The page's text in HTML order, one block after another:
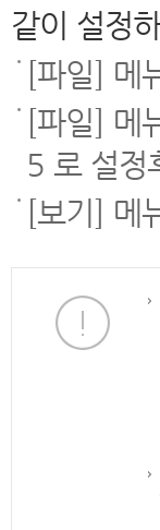
같이 설정
[파일] 메
[파일] 메
5 로 설정
[보기]